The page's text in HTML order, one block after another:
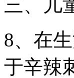
三、儿
8、在
于辛辣